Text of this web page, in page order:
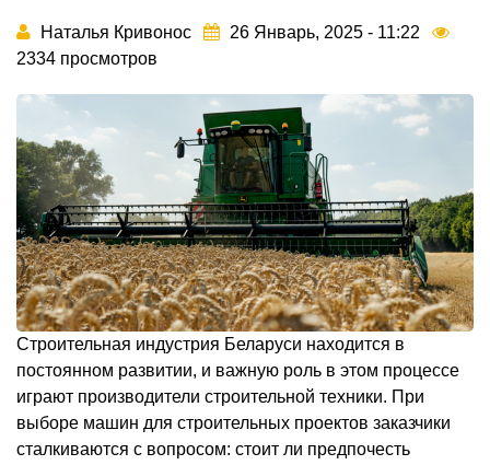
Наталья Кривонос
26 Январь, 2025 - 11:22
2334 просмотров
Строительная индустрия Беларуси находится в
постоянном развитии, и важную роль в этом процессе
играют производители строительной техники. При
выборе машин для строительных проектов заказчики
сталкиваются с вопросом: стоит ли предпочесть